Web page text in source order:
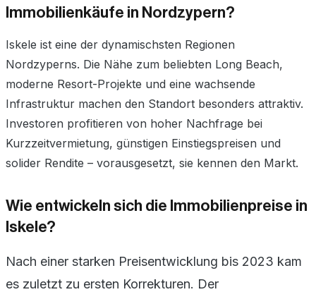
Immobilienkäufe in Nordzypern?
Iskele ist eine der dynamischsten Regionen
Nordzyperns. Die Nähe zum beliebten Long Beach,
moderne Resort-Projekte und eine wachsende
Infrastruktur machen den Standort besonders attraktiv.
Investoren profitieren von hoher Nachfrage bei
Kurzzeitvermietung, günstigen Einstiegspreisen und
solider Rendite – vorausgesetzt, sie kennen den Markt.
Wie entwickeln sich die Immobilienpreise in
Iskele?
Nach einer starken Preisentwicklung bis 2023 kam
es zuletzt zu ersten Korrekturen. Der